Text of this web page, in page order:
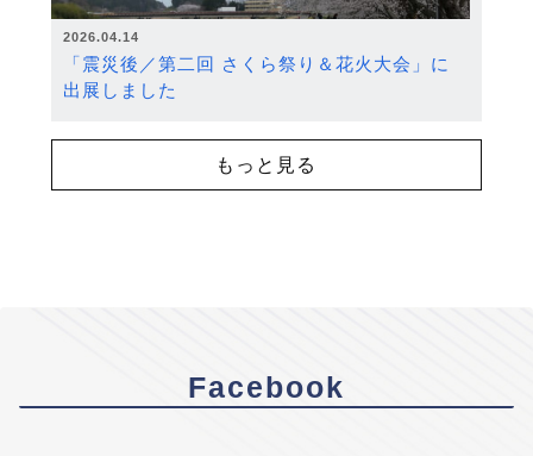
2026.04.14
「震災後／第二回 さくら祭り＆花火大会」に
出展しました
もっと見る
Facebook